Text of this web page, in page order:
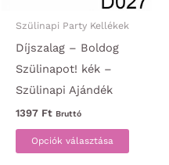
Szülinapi Party Kellékek
Díjszalag – Boldog
Szülinapot! kék –
Szülinapi Ajándék
1397 Ft Bruttó
Opciók választása
Ennek
a